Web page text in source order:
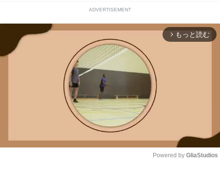
ADVERTISEMENT
arrow_forward_ios もっと読む
Powered by GliaStudios